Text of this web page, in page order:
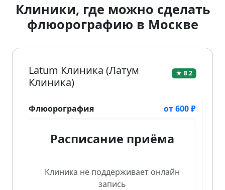
Клиники, где можно сделать
флюорографию в Москве
Latum Клиника (Латум
Клиника)
★ 8.2
Флюорография от 600 ₽
Расписание приёма
Клиника не поддерживает онлайн
запись